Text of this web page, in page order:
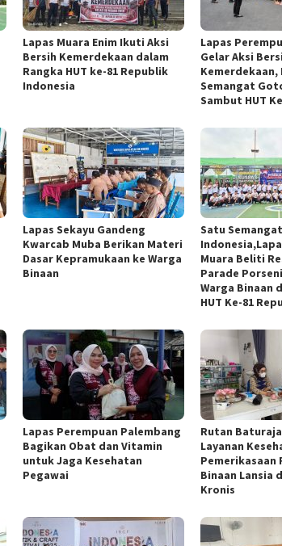
Lapas Muara Enim Ikuti Aksi
Bersih Kemerdekaan dalam
Rangka HUT ke-81 Republik
Indonesia
Lapas
Gelar Aksi
Kemerdekaan,
Semangat
Sambut HUT
Lapas Sekayu Gandeng
Kwarcab Muba Berikan Materi
Dasar Kepramukaan ke Warga
Binaan
Satu
Muara Beliti
Parade
Warga Binaan
HUT Ke-81
Lapas Perempuan Palembang
Bagikan Obat dan Vitamin
untuk Jaga Kesehatan
Pegawai
Rutan
Layanan
Pemerikasaan
Binaan Lansia
Kronis